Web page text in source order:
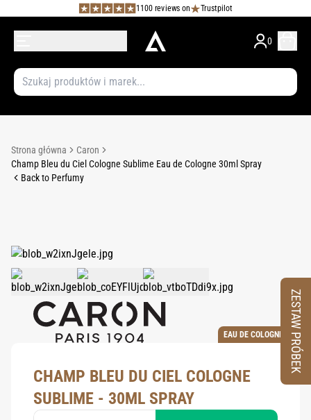
1100 reviews on Trustpilot
0
Strona główna
Caron
Champ Bleu du Ciel Cologne Sublime Eau de Cologne 30ml Spray
Back to Perfumy
EAU DE COLOGNE
CHAMP BLEU DU CIEL COLOGNE
SUBLIME - 30ML SPRAY
ZESTAW PRÓBEK